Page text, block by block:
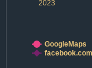
2023
GoogleMaps
facebook.com